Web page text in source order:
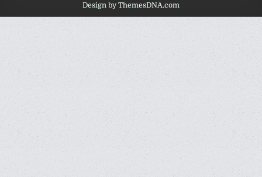
Design by ThemesDNA.com